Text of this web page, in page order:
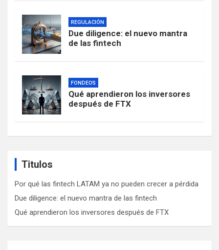
REGULACIÓN
Due diligence: el nuevo mantra
de las fintech
FONDEOS
Qué aprendieron los inversores
después de FTX
Titulos
Por qué las fintech LATAM ya no pueden crecer a pérdida
Due diligence: el nuevo mantra de las fintech
Qué aprendieron los inversores después de FTX